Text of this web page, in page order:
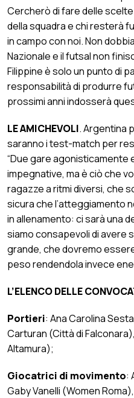
Cercherò di fare delle
della squadra e chi resterà
in campo con noi. Non
Nazionale e il futsal non
Filippine è solo un punto di
responsabilità di produrre
prossimi anni indosserà
LE AMICHEVOLI. Argentina
saranno i test-match per
“Due gare agonisticamente
impegnative, ma è ciò che
ragazze a ritmi diversi, che
sicura che l’atteggiamento
in allenamento: ci sarà una
siamo consapevoli di avere
grande, che dovremo
peso rendendola invece
L’ELENCO DELLE
Portieri: Ana Carolina
Carturan (Città di
Altamura);
Giocatrici di movimento:
Gaby Vanelli (Women